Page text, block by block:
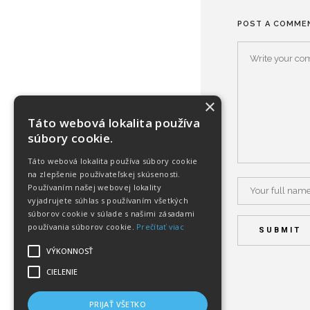
POST A
×
Táto webová lokalita používa
súbory cookie.
Táto webová lokalita používa súbory cookie
na zlepšenie používateľskej skúsenosti.
Používaním našej webovej lokality
vyjadrujete súhlas s používaním všetkých
súborov cookie v súlade s našimi zásadami
používania súborov cookie. Prečítať viac
VÝKONNOSŤ
CIELENIE
PRIJAŤ VŠETKO